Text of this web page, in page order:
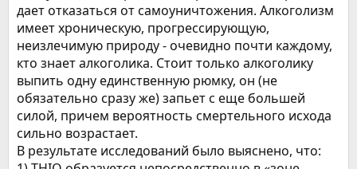
дает отказаться от самоуничтожения. Алкоголизм
имеет хроническую, прогрессирующую,
неизлечимую природу - очевидно почти каждому,
кто знает алкоголика. Стоит только алкоголику
выпить одну единственную рюмку, он (не
обязательно сразу же) запьет с еще большей
силой, причем вероятность смертельного исхода
сильно возрастает.
В результате исследований было выяснено, что: